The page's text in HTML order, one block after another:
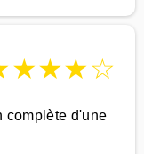
★★★☆
complète d'une